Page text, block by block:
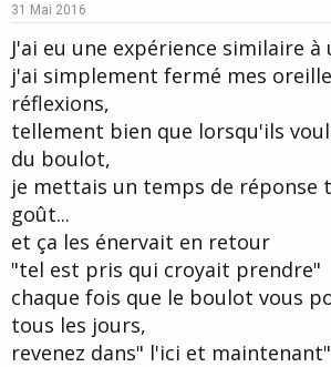
t
e
31 Mai 2016
J'ai eu une expérience similaire à
j'ai simplement fermé mes
réflexions,
tellement bien que lorsqu'ils
du boulot,
je mettais un temps de réponse
goût...
et ça les énervait en retour
"tel est pris qui croyait prendre"
chaque fois que le boulot vous
tous les jours,
revenez dans" l'ici et maintenant"